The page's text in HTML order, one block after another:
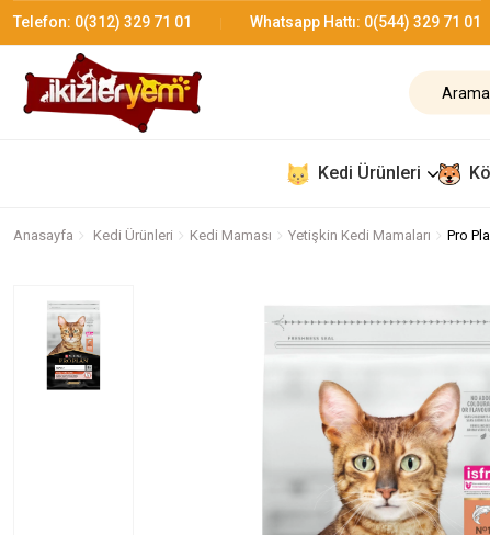
Telefon: 0(312) 329 71 01 Whatsapp Hattı: 0(544) 329 71 01
Kedi Ürünleri
Anasayfa Kedi Ürünleri Kedi Maması Yetişkin Kedi Mamaları Pro